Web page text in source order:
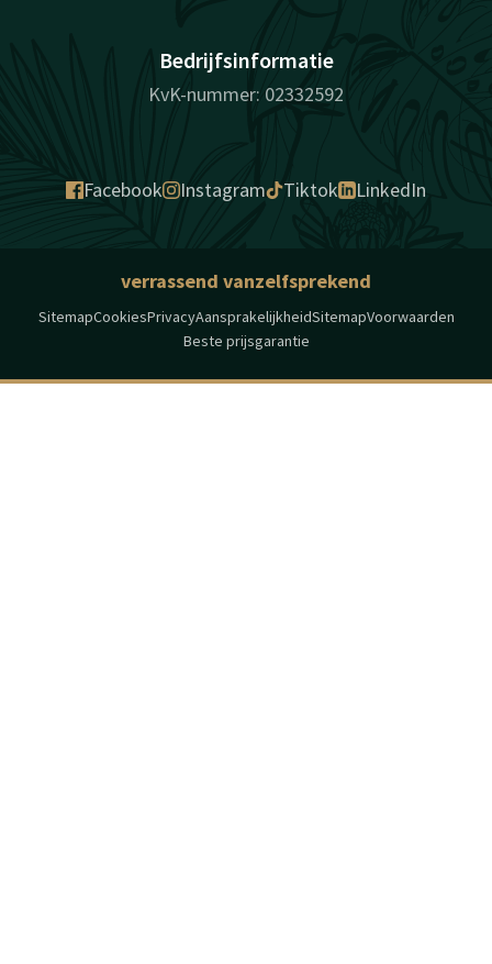
Bedrijfsinformatie
KvK-nummer: 02332592
Facebook Instagram Tiktok LinkedIn
verrassend vanzelfsprekend
SitemapCookiesPrivacyAansprakelijkheidSitemapVoorwaarden
Beste prijsgarantie